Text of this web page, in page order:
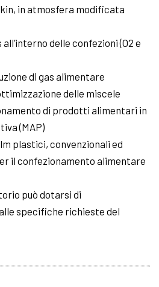
in atmosfera modificata
delle confezioni (O2 e
di gas alimentare
delle miscele
di prodotti alimentari in
(MAP)
plastici, convenzionali ed
il confezionamento alimentare
può dotarsi di
specifiche richieste del